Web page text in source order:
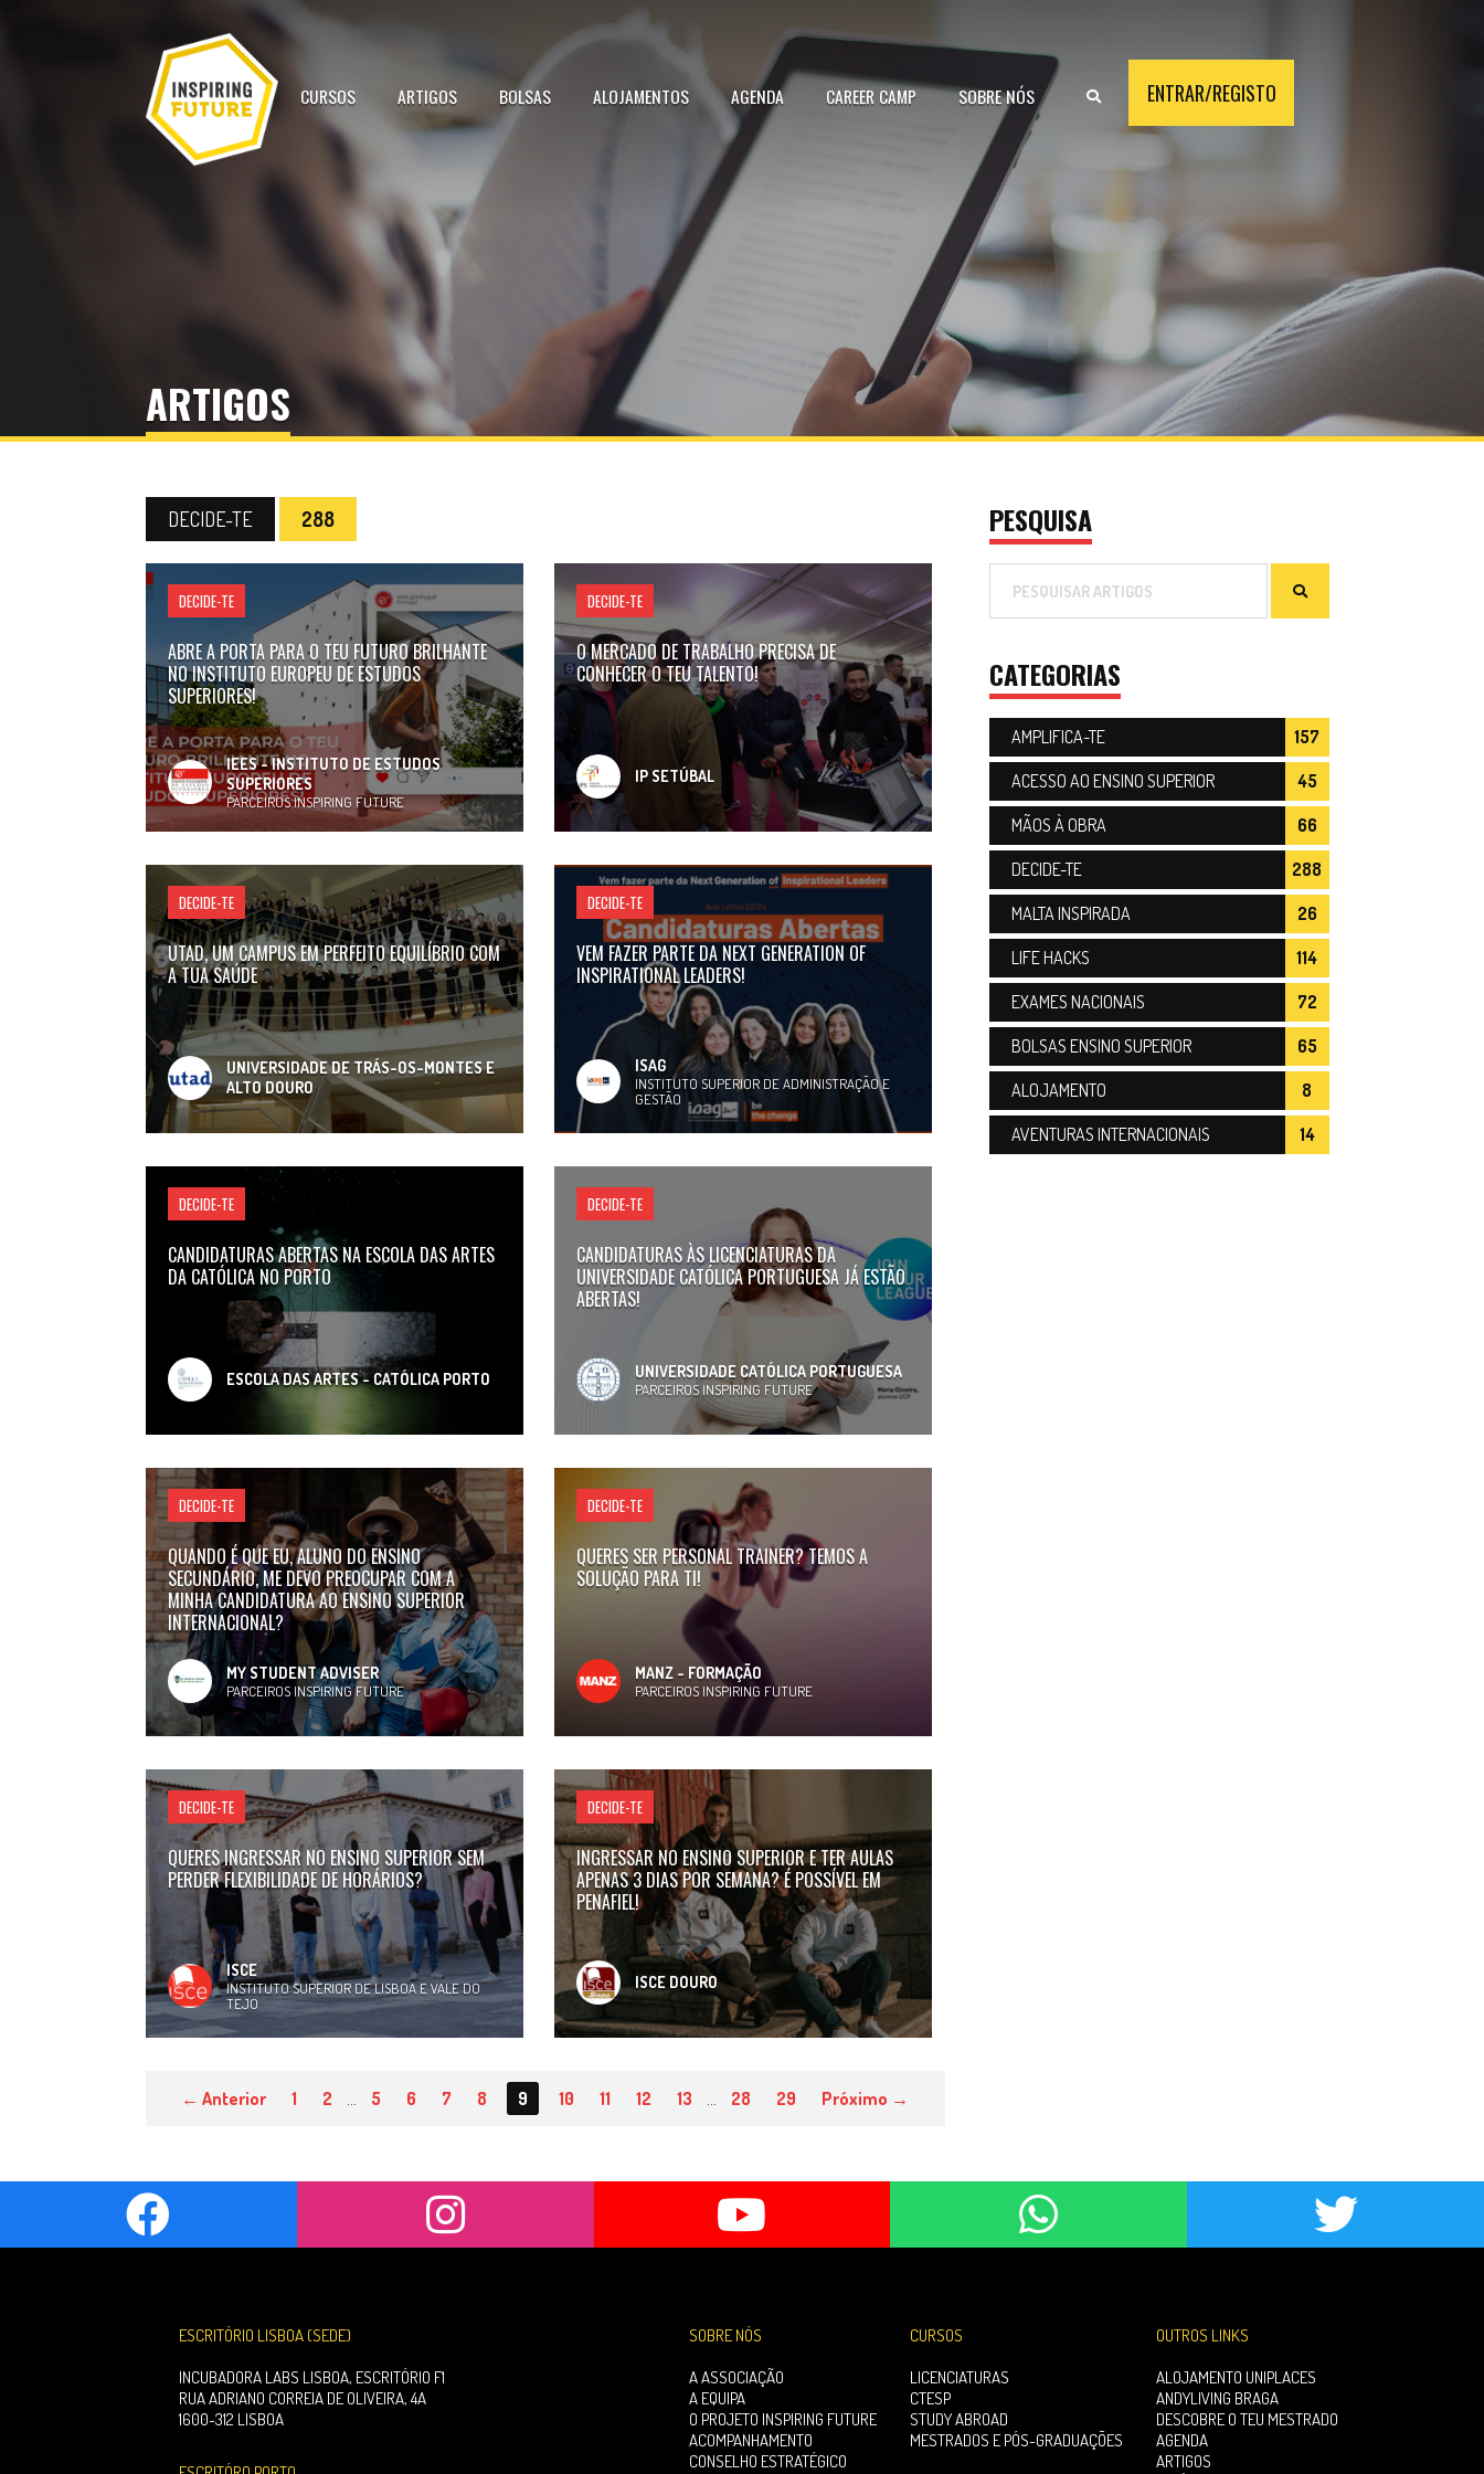
CURSOS ARTIGOS BOLSAS ALOJAMENTOS AGENDA CAREER CAMP SOBRE NÓS ENTRAR/REGISTO
ARTIGOS
DECIDE-TE 288
DECIDE-TE
ABRE A PORTA PARA O TEU FUTURO BRILHANTE
NO INSTITUTO EUROPEU DE ESTUDOS
SUPERIORES!
IEES - INSTITUTO DE ESTUDOS
SUPERIORES
PARCEIROS INSPIRING FUTURE
DECIDE-TE
O MERCADO DE TRABALHO PRECISA DE
CONHECER O TEU TALENTO!
IP SETÚBAL
DECIDE-TE
UTAD, UM CAMPUS EM PERFEITO EQUILÍBRIO COM
A TUA SAÚDE
UNIVERSIDADE DE TRÁS-OS-MONTES E
ALTO DOURO
DECIDE-TE
VEM FAZER PARTE DA NEXT GENERATION OF
INSPIRATIONAL LEADERS!
ISAG
INSTITUTO SUPERIOR DE ADMINISTRAÇÃO E
GESTÃO
DECIDE-TE
CANDIDATURAS ABERTAS NA ESCOLA DAS ARTES
DA CATÓLICA NO PORTO
ESCOLA DAS ARTES - CATÓLICA PORTO
DECIDE-TE
CANDIDATURAS ÀS LICENCIATURAS DA
UNIVERSIDADE CATÓLICA PORTUGUESA JÁ ESTÃO
ABERTAS!
UNIVERSIDADE CATÓLICA PORTUGUESA
PARCEIROS INSPIRING FUTURE
DECIDE-TE
QUANDO É QUE EU, ALUNO DO ENSINO
SECUNDÁRIO, ME DEVO PREOCUPAR COM A
MINHA CANDIDATURA AO ENSINO SUPERIOR
INTERNACIONAL?
MY STUDENT ADVISER
PARCEIROS INSPIRING FUTURE
DECIDE-TE
QUERES SER PERSONAL TRAINER? TEMOS A
SOLUÇÃO PARA TI!
MANZ - FORMAÇÃO
PARCEIROS INSPIRING FUTURE
DECIDE-TE
QUERES INGRESSAR NO ENSINO SUPERIOR SEM
PERDER FLEXIBILIDADE DE HORÁRIOS?
ISCE
INSTITUTO SUPERIOR DE LISBOA E VALE DO
TEJO
DECIDE-TE
INGRESSAR NO ENSINO SUPERIOR E TER AULAS
APENAS 3 DIAS POR SEMANA? É POSSÍVEL EM
PENAFIEL!
ISCE DOURO
← Anterior 1 2 … 5 6 7 8 9 10 11 12 13 … 28 29 Próximo →
PESQUISA
CATEGORIAS
AMPLIFICA-TE
157
ACESSO AO ENSINO SUPERIOR
45
MÃOS À OBRA
66
DECIDE-TE
288
MALTA INSPIRADA
26
LIFE HACKS
114
EXAMES NACIONAIS
72
BOLSAS ENSINO SUPERIOR
65
ALOJAMENTO
8
AVENTURAS INTERNACIONAIS
14
ESCRITÓRIO LISBOA (SEDE)
INCUBADORA LABS LISBOA, ESCRITÓRIO F1
RUA ADRIANO CORREIA DE OLIVEIRA, 4A
1600-312 LISBOA
SOBRE NÓS
A ASSOCIAÇÃO
A EQUIPA
O PROJETO INSPIRING FUTURE
ACOMPANHAMENTO
CONSELHO ESTRATÉGICO
CURSOS
LICENCIATURAS
CTESP
STUDY ABROAD
MESTRADOS E PÓS-GRADUAÇÕES
OUTROS LINKS
ALOJAMENTO UNIPLACES
ANDYLIVING BRAGA
DESCOBRE O TEU MESTRADO
AGENDA
ARTIGOS